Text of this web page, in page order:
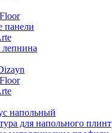
панели
лепнина
напольный
для напольного